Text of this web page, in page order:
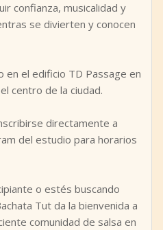
confianza, musicalidad y
se divierten y conocen
en el edificio TD Passage en
centro de la ciudad.
directamente a
del estudio para horarios
o estés buscando
Tut da la bienvenida a
comunidad de salsa en